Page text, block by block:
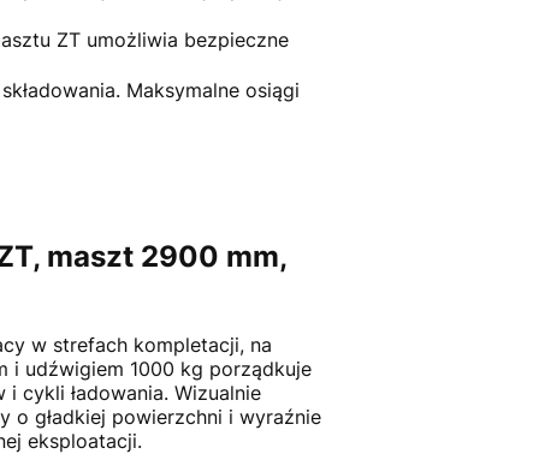
ZT umożliwia bezpieczne
Maksymalne osiągi
maszt 2900 mm,
w strefach kompletacji, na
i udźwigiem 1000 kg porządkuje
cykli ładowania. Wizualnie
o gładkiej powierzchni i wyraźnie
eksploatacji.